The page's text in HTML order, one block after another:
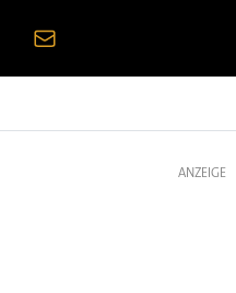
ANZEIGE